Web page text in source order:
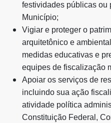
festividades públicas ou
Município;
Vigiar e proteger o
arquitetônico e
medidas educativas e
equipes de fiscalização
Apoiar os serviços de
incluindo sua ação
atividade política
Constituição Federal,